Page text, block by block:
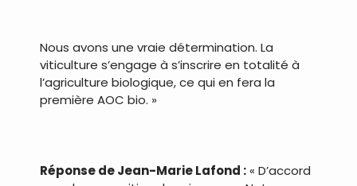
Nous avons une vraie détermination. La
viticulture s’engage à s’inscrire en totalité à
l’agriculture biologique, ce qui en fera la
première AOC bio. »
Réponse de Jean-Marie Lafond :« D’accord